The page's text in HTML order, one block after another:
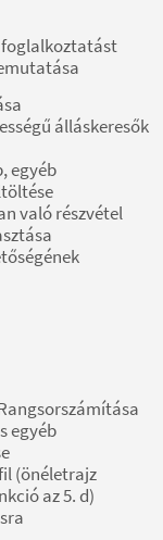
álláskeresők
egyéb
való részvétel
egyéb
(önéletrajz
az 5. d)